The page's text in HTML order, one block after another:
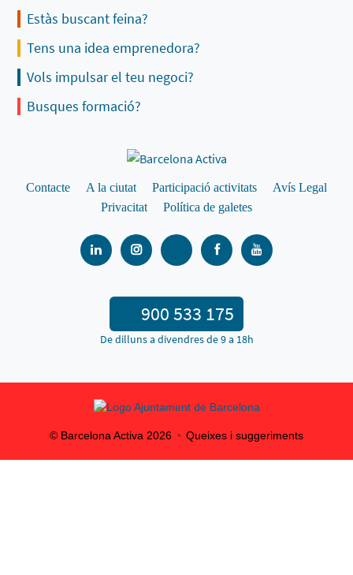
Estàs buscant feina?
Tens una idea emprenedora?
Vols impulsar el teu negoci?
Busques formació?
Contacte A la ciutat Participació activitats
Avís Legal
Privacitat
Política de galetes
900 533 175
De dilluns a divendres de 9 a 18h
© Barcelona Activa 2026 Queixes i suggeriments